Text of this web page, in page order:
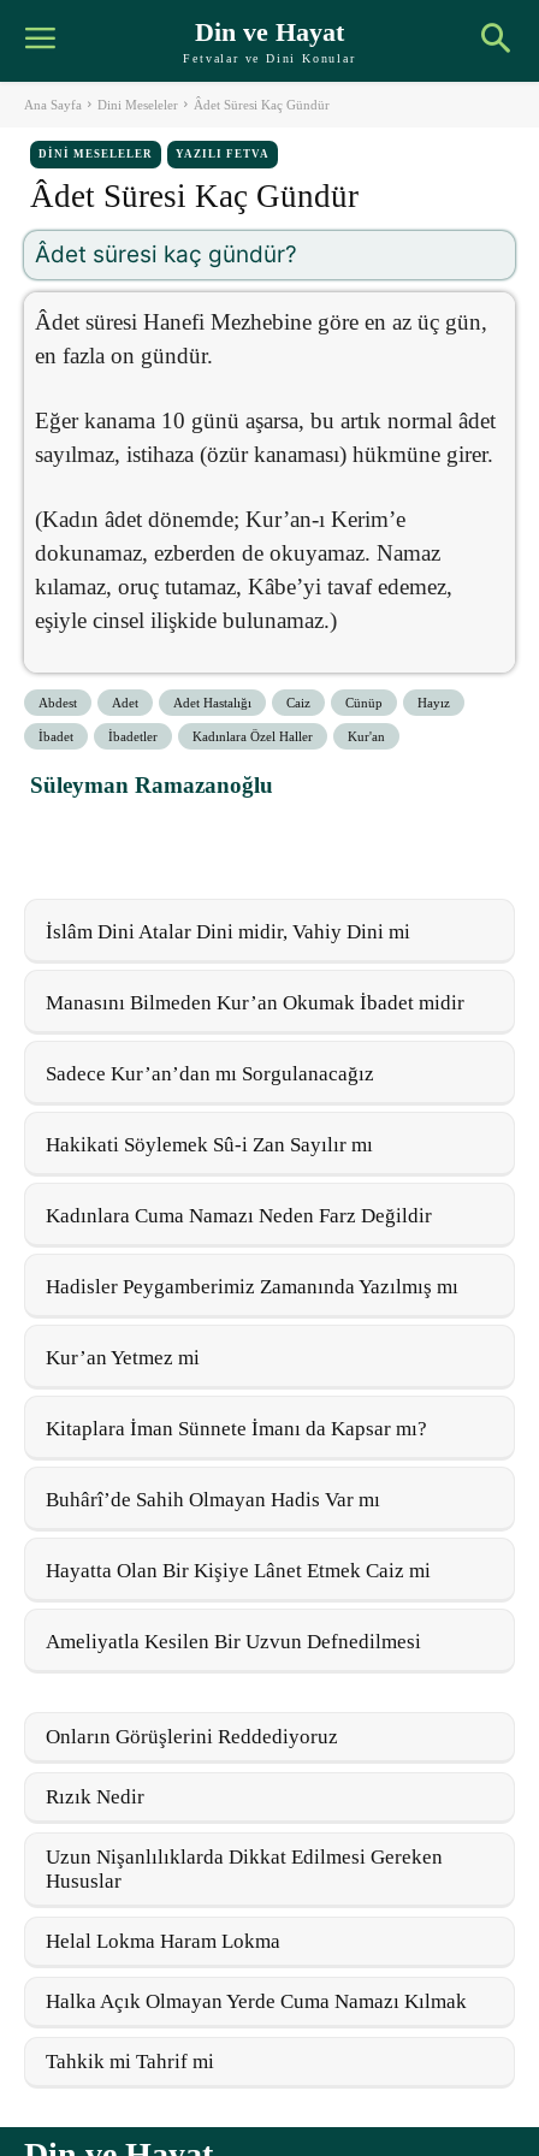
Din ve Hayat
Fetvalar ve Dini Konular
Ana Sayfa Dini Meseleler Âdet Süresi Kaç Gündür
DINI MESELELER YAZILI FETVA
Âdet Süresi Kaç Gündür
Âdet süresi kaç gündür?
Âdet süresi Hanefi Mezhebine göre en az üç gün,
en fazla on gündür.
Eğer kanama 10 günü aşarsa, bu artık normal âdet
sayılmaz, istihaza (özür kanaması) hükmüne girer.
(Kadın âdet dönemde; Kur’an-ı Kerim’e
dokunamaz, ezberden de okuyamaz. Namaz
kılamaz, oruç tutamaz, Kâbe’yi tavaf edemez,
eşiyle cinsel ilişkide bulunamaz.)
Abdest Adet Adet Hastalığı Caiz Cünüp Hayız
İbadet İbadetler Kadınlara Özel Haller Kur'an
Süleyman Ramazanoğlu
İslâm Dini Atalar Dini midir, Vahiy Dini mi
Manasını Bilmeden Kur’an Okumak İbadet midir
Sadece Kur’an’dan mı Sorgulanacağız
Hakikati Söylemek Sû-i Zan Sayılır mı
Kadınlara Cuma Namazı Neden Farz Değildir
Hadisler Peygamberimiz Zamanında Yazılmış mı
Kur’an Yetmez mi
Kitaplara İman Sünnete İmanı da Kapsar mı?
Buhârî’de Sahih Olmayan Hadis Var mı
Hayatta Olan Bir Kişiye Lânet Etmek Caiz mi
Ameliyatla Kesilen Bir Uzvun Defnedilmesi
Onların Görüşlerini Reddediyoruz
Rızık Nedir
Uzun Nişanlılıklarda Dikkat Edilmesi Gereken
Hususlar
Helal Lokma Haram Lokma
Halka Açık Olmayan Yerde Cuma Namazı Kılmak
Tahkik mi Tahrif mi